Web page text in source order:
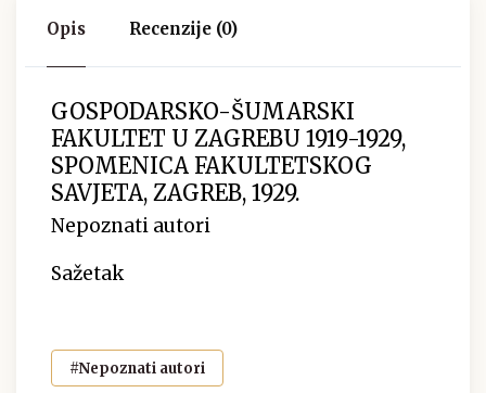
Opis Recenzije (0)
GOSPODARSKO-ŠUMARSKI
FAKULTET U ZAGREBU 1919-1929,
SPOMENICA FAKULTETSKOG
SAVJETA, ZAGREB, 1929.
Nepoznati autori
Sažetak
#Nepoznati autori